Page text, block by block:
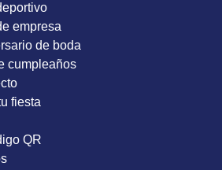
empresa
de boda
cumpleaños
fiesta
QR